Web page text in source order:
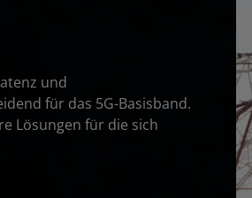
und
für das 5G-Basisband.
Lösungen für die sich